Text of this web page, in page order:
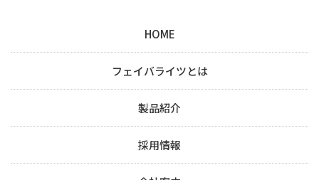
HOME
フェイバライツとは
製品紹介
採用情報